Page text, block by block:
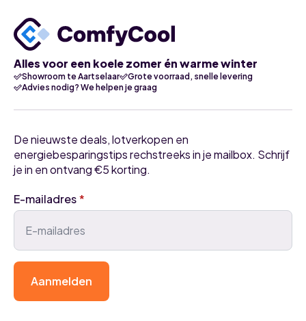
Alles voor een koele zomer én warme winter
Showroom te Aartselaar
Grote voorraad, snelle levering
Advies nodig? We helpen je graag
De nieuwste deals, lotverkopen en
energiebesparingstips rechstreeks in je mailbox. Schrijf
je in en ontvang €5 korting.
E-mailadres*
Aanmelden